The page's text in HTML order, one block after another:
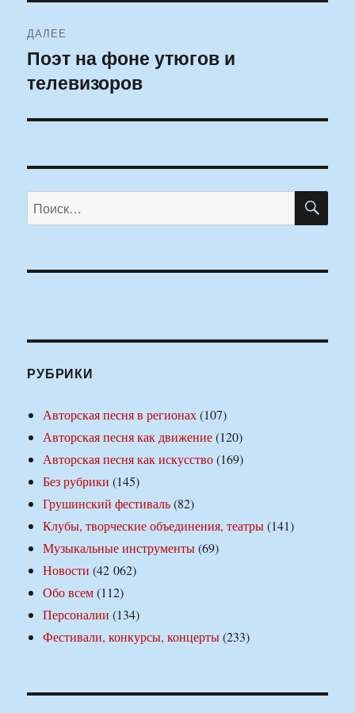
ДАЛЕЕ
Следующая
запись:
Поэт на фоне утюгов и
телевизоров
Искать:
РУБРИКИ
Авторская песня в регионах(107)
Авторская песня как движение(120)
Авторская песня как искусство(169)
Без рубрики (145)
Грушинский фестиваль(82)
Клубы, творческие объединения, театры(141)
Музыкальные инструменты(69)
Новости (42 062)
Обо всем(112)
Персоналии (134)
Фестивали, конкурсы, концерты(233)